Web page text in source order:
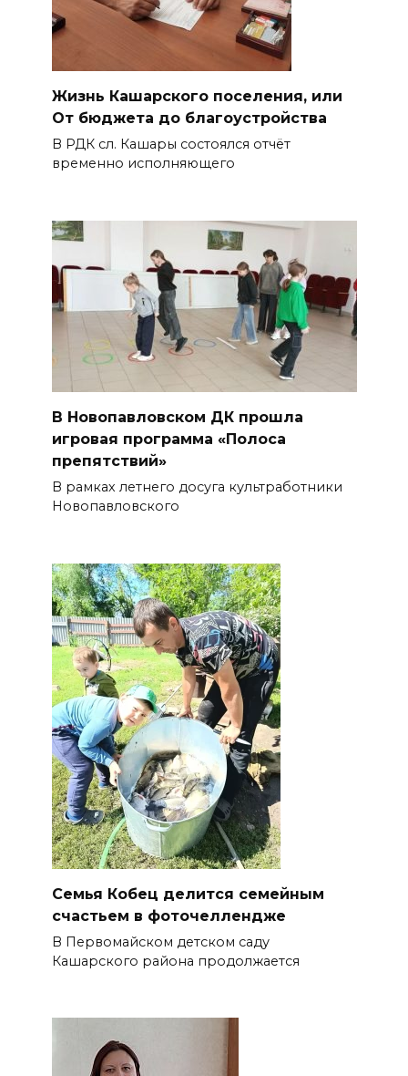
Жизнь Кашарского поселения, или
От бюджета до благоустройства
В РДК сл. Кашары состоялся отчёт
временно исполняющего
В Новопавловском ДК прошла
игровая программа «Полоса
препятствий»
В рамках летнего досуга культработники
Новопавловского
Семья Кобец делится семейным
счастьем в фоточеллендже
В Первомайском детском саду
Кашарского района продолжается